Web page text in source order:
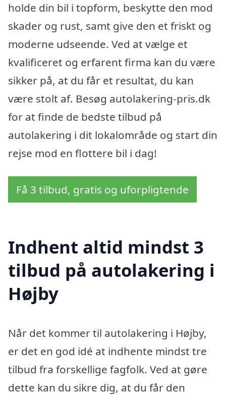
holde din bil i topform, beskytte den mod
skader og rust, samt give den et friskt og
moderne udseende. Ved at vælge et
kvalificeret og erfarent firma kan du være
sikker på, at du får et resultat, du kan
være stolt af. Besøg autolakering-pris.dk
for at finde de bedste tilbud på
autolakering i dit lokalområde og start din
rejse mod en flottere bil i dag!
Få 3 tilbud, gratis og uforpligtende
Indhent altid mindst 3
tilbud på autolakering i
Højby
Når det kommer til autolakering i Højby,
er det en god idé at indhente mindst tre
tilbud fra forskellige fagfolk. Ved at gøre
dette kan du sikre dig, at du får den